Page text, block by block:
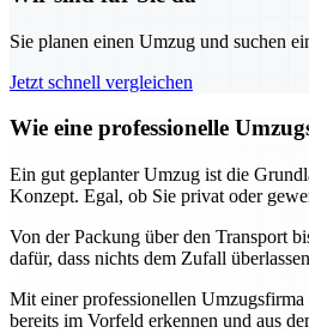
Sie planen einen Umzug und suchen
Jetzt schnell vergleichen
Wie eine professionelle
Ein gut geplanter Umzug ist die
Konzept. Egal, ob Sie privat oder
Von der Packung über den Transport
dafür, dass nichts dem Zufall
Mit einer professionellen
bereits im Vorfeld erkennen und aus